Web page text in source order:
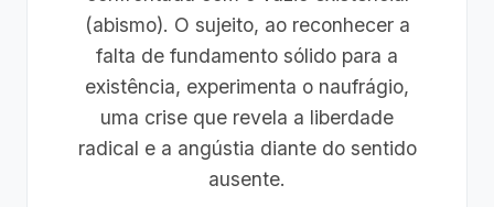
(abismo). O sujeito, ao reconhecer a
falta de fundamento sólido para a
existência, experimenta o naufrágio,
uma crise que revela a liberdade
radical e a angústia diante do sentido
ausente.